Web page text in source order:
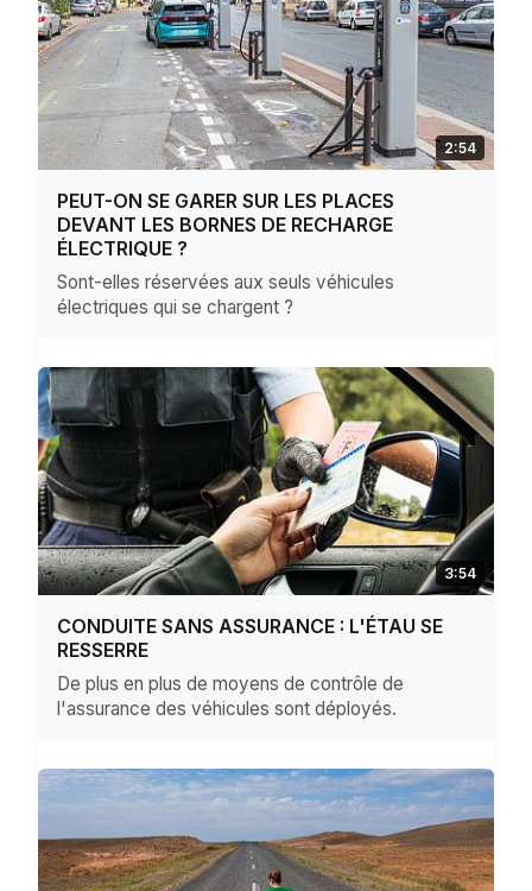
2:54
PEUT-ON SE GARER SUR LES PLACES
DEVANT LES BORNES DE RECHARGE
ÉLECTRIQUE ?
Sont-elles réservées aux seuls véhicules
électriques qui se chargent ?
3:54
CONDUITE SANS ASSURANCE : L'ÉTAU SE
RESSERRE
De plus en plus de moyens de contrôle de
l'assurance des véhicules sont déployés.